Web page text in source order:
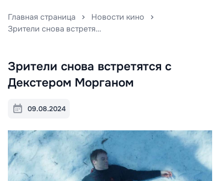
Главная страница
Новости кино
Зрители снова встретятся с Декстером Морганом
Зрители снова встретятся с
Декстером Морганом
09.08.2024